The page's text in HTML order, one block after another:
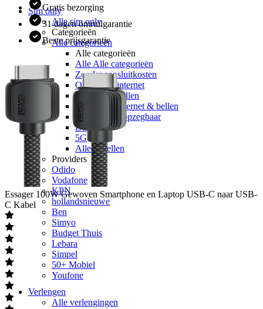
Sim only
Alle sim only
Categorieën
Alle categorieën
Alle categorieën
Alle Alle categorieën
Zonder aansluitkosten
Onbeperkt internet
Onbeperkt bellen
Onbeperkt internet & bellen
Maandelijks opzegbaar
Data only
5G
Alleen bellen
Providers
Odido
Vodafone
KPN
hollandsnieuwe
Ben
Simyo
Budget Thuis
Lebara
Simpel
50+ Mobiel
Youfone
Verlengen
Alle verlengingen
Gratis bezorging
31 dagen omruilgarantie
Beste prijsgarantie
Essager 100W Gewoven Smartphone en Laptop USB-C naar USB-
C Kabel